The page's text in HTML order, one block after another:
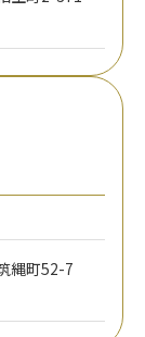
縄町52-7